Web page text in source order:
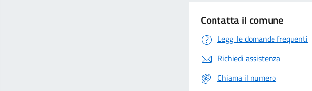
Contatta il comune
Leggi le domande frequenti
Richiedi assistenza
Chiama il numero